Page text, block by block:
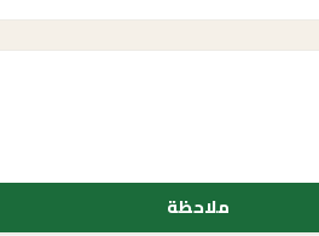
ملاحظة